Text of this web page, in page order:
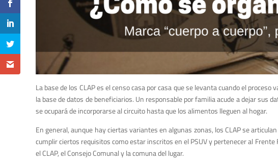
La base de los CLAP es el censo casa por casa que se levanta cuando el
la base de datos de beneficiarios. Un responsable por familia acude a dejar sus
se ocupará de incorporarse al circuito hasta que los alimentos lleguen al hogar.
En general, aunque hay ciertas variantes en algunas zonas, los CLAP se
cumplir ciertos requisitos como estar inscritos en el PSUV y pertenecer al
el CLAP, el Consejo Comunal y la comuna del lugar.